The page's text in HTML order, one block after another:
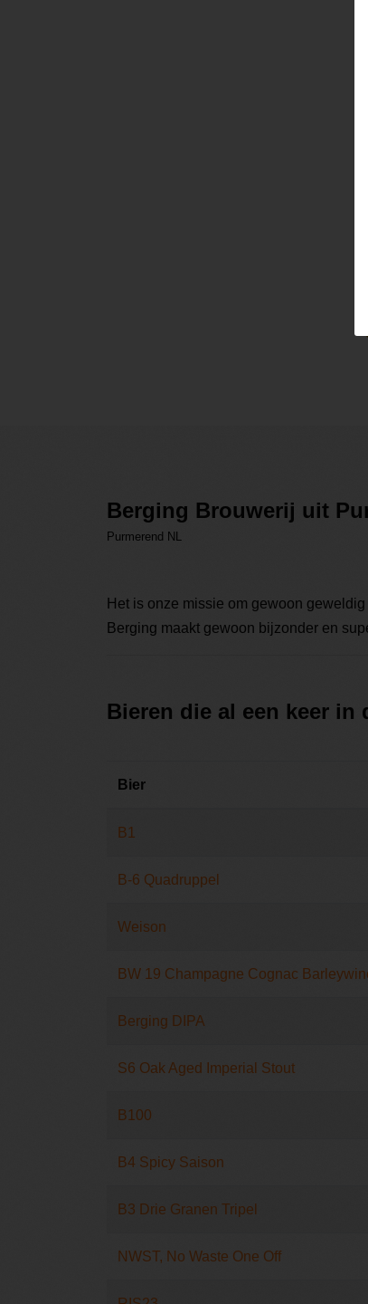
Berging Brouwerij uit
Purmerend NL
Het is onze missie om gewoon
Berging maakt gewoon bijzonder en
Bieren die al een keer in
Bier
B1
B-6 Quadruppel
Weison
BW 19 Champagne Cognac
Berging DIPA
S6 Oak Aged Imperial Stout
B100
B4 Spicy Saison
B3 Drie Granen Tripel
NWST, No Waste One Off